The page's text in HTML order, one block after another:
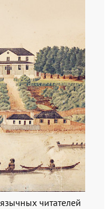
читателей